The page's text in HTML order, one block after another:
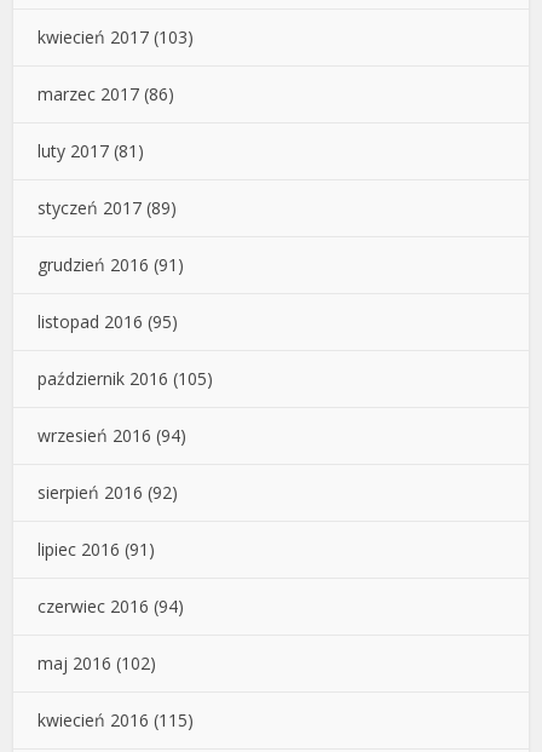
kwiecień 2017 (103)
marzec 2017 (86)
luty 2017 (81)
styczeń 2017 (89)
grudzień 2016 (91)
listopad 2016 (95)
październik 2016 (105)
wrzesień 2016 (94)
sierpień 2016 (92)
lipiec 2016 (91)
czerwiec 2016 (94)
maj 2016 (102)
kwiecień 2016 (115)